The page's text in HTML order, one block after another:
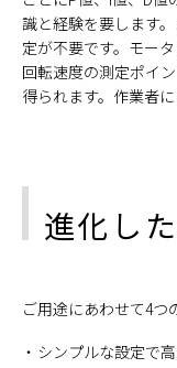
識と経験を要します
定が不要です。モー
回転速度の測定ポイ
得られます。作業者
進化し
ご用途にあわせて4つ
シンプルな設定で